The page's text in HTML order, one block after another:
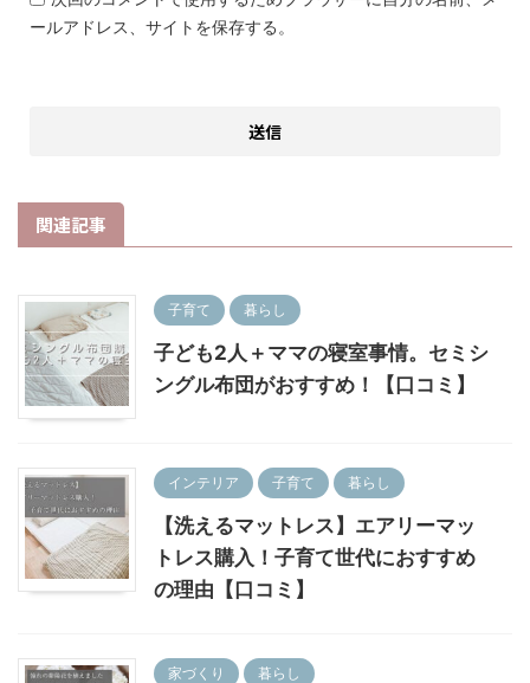
ールアドレス、サイトを保存する。
関連記事
子育て 暮らし
子ども2人＋ママの寝室事情。セミシ
ングル布団がおすすめ！【口コミ】
インテリア 子育て 暮らし
【洗えるマットレス】エアリーマッ
トレス購入！子育て世代におすすめ
の理由【口コミ】
家づくり 暮らし